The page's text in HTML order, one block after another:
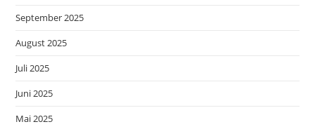
September 2025
August 2025
Juli 2025
Juni 2025
Mai 2025